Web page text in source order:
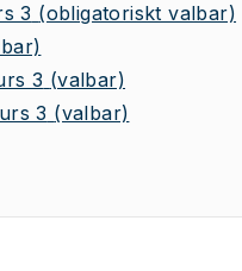
3 (obligatoriskt valbar)
3 (valbar)
3 (valbar)